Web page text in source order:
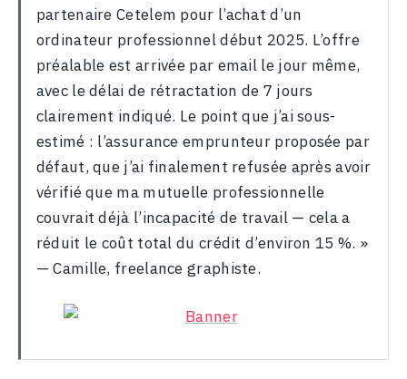
partenaire Cetelem pour l’achat d’un
ordinateur professionnel début 2025. L’offre
préalable est arrivée par email le jour même,
avec le délai de rétractation de 7 jours
clairement indiqué. Le point que j’ai sous-
estimé : l’assurance emprunteur proposée par
défaut, que j’ai finalement refusée après avoir
vérifié que ma mutuelle professionnelle
couvrait déjà l’incapacité de travail — cela a
réduit le coût total du crédit d’environ 15 %. »
— Camille, freelance graphiste.